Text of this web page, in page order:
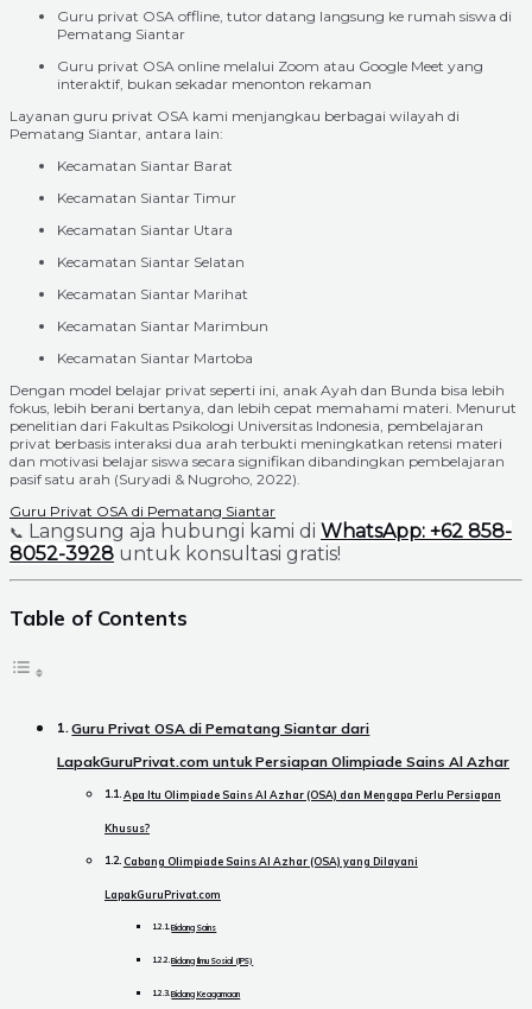
Guru privat OSA offline, tutor datang langsung ke rumah siswa di
Pematang Siantar
Guru privat OSA online melalui Zoom atau Google Meet yang
interaktif, bukan sekadar menonton rekaman
Layanan guru privat OSA kami menjangkau berbagai wilayah di
Pematang Siantar, antara lain:
Kecamatan Siantar Barat
Kecamatan Siantar Timur
Kecamatan Siantar Utara
Kecamatan Siantar Selatan
Kecamatan Siantar Marihat
Kecamatan Siantar Marimbun
Kecamatan Siantar Martoba
Dengan model belajar privat seperti ini, anak Ayah dan Bunda bisa lebih
fokus, lebih berani bertanya, dan lebih cepat memahami materi. Menurut
penelitian dari Fakultas Psikologi Universitas Indonesia, pembelajaran
privat berbasis interaksi dua arah terbukti meningkatkan retensi materi
dan motivasi belajar siswa secara signifikan dibandingkan pembelajaran
pasif satu arah (Suryadi & Nugroho, 2022).
Guru Privat OSA di Pematang Siantar
📞 Langsung aja hubungi kami di WhatsApp: +62 858-
8052-3928 untuk konsultasi gratis!
Table of Contents
Guru Privat OSA di Pematang Siantar dari
LapakGuruPrivat.com untuk Persiapan Olimpiade Sains Al Azhar
Apa Itu Olimpiade Sains Al Azhar (OSA) dan Mengapa Perlu Persiapan
Khusus?
Cabang Olimpiade Sains Al Azhar (OSA) yang Dilayani
LapakGuruPrivat.com
Bidang Sains
Bidang Ilmu Sosial (IPS)
Bidang Keagamaan